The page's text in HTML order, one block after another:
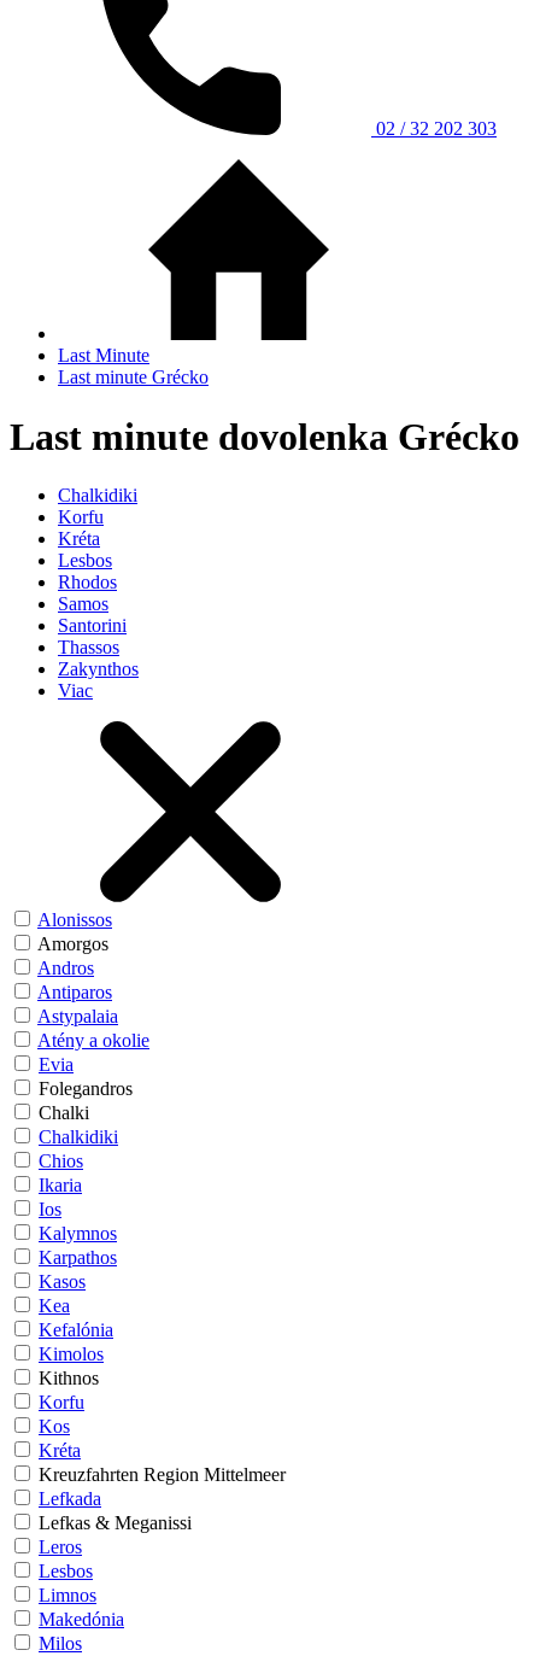
02 / 32 202 303
Last Minute
Last minute Grécko
Last minute dovolenka Grécko
Chalkidiki
Korfu
Kréta
Lesbos
Rhodos
Samos
Santorini
Thassos
Zakynthos
Viac
Alonissos
Amorgos
Andros
Antiparos
Astypalaia
Atény a okolie
Evia
Folegandros
Chalki
Chalkidiki
Chios
Ikaria
Ios
Kalymnos
Karpathos
Kasos
Kea
Kefalónia
Kimolos
Kithnos
Korfu
Kos
Kréta
Kreuzfahrten Region Mittelmeer
Lefkada
Lefkas & Meganissi
Leros
Lesbos
Limnos
Makedónia
Milos